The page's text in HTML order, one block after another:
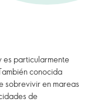
es particularmente
conocida
sobrevivir en mareas
de